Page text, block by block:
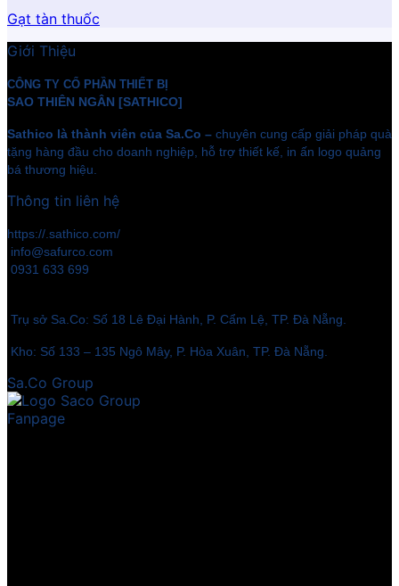
Gạt tàn thuốc
Giới Thiệu
CÔNG TY CỔ PHẦN THIẾT BỊ
SAO THIÊN NGÂN [SATHICO]
Sathico là thành viên của Sa.Co – chuyên cung cấp giải pháp quà
tặng hàng đầu cho doanh nghiệp, hỗ trợ thiết kế, in ấn logo quảng
bá thương hiệu.
Thông tin liên hệ
https://.sathico.com/
info@safurco.com
0931 633 699
Trụ sở Sa.Co: Số 18 Lê Đại Hành, P. Cẩm Lệ, TP. Đà Nẵng.
Kho: Số 133 – 135 Ngô Mây, P. Hòa Xuân, TP. Đà Nẵng.
Sa.Co Group
Fanpage